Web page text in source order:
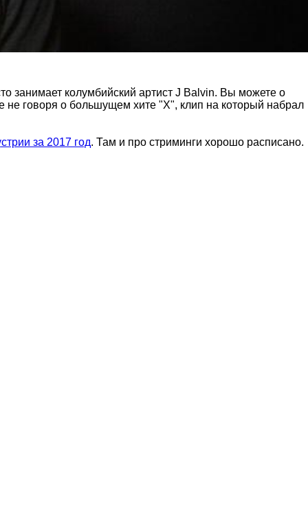
занимает колумбийский артист J Balvin. Вы можете о
говоря о большущем хите "X", клип на который набрал
за 2017 год. Там и про стриминги хорошо расписано.